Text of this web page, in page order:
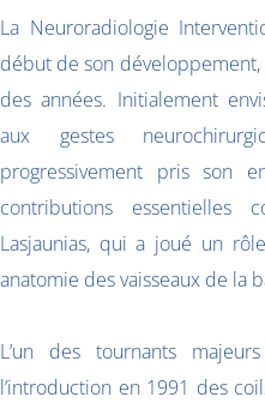
La Neuroradiologie
début de son
des années. Initialement
aux gestes
progressivement pris son
contributions
Lasjaunias, qui a joué un
anatomie des vaisseaux de la
L’un des tournants
l’introduction en 1991 des